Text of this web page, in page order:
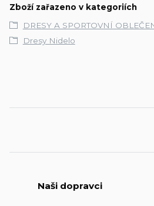
Zboží zařazeno v kategoriích
DRESY A SPORTOVNÍ
Dresy Nidelo
Naši dopravci